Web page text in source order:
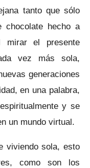
tanto que sólo
chocolate hecho a
el presente
vez más sola,
generaciones
en una palabra,
y se
un mundo virtual.
viviendo sola, esto
como son los